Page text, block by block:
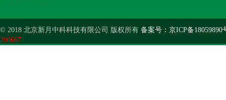
© 2018 北京新月中科科技有限公司 版权所有 备案号：京ICP备18059890
200667